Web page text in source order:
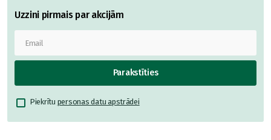
Uzzini pirmais par akcijām
Parakstīties
Piekrītu personas datu apstrādei